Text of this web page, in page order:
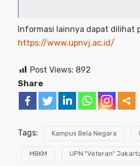
Informasi lainnya dapat dilihat
https://www.upnvj.ac.id/
Post Views: 892
Share
Tags: Kampus Bela Negara
MBKM UPN "Veteran"